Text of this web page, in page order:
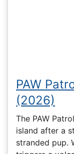
PAW
(2026)
The PAW
island after a
stranded pup.